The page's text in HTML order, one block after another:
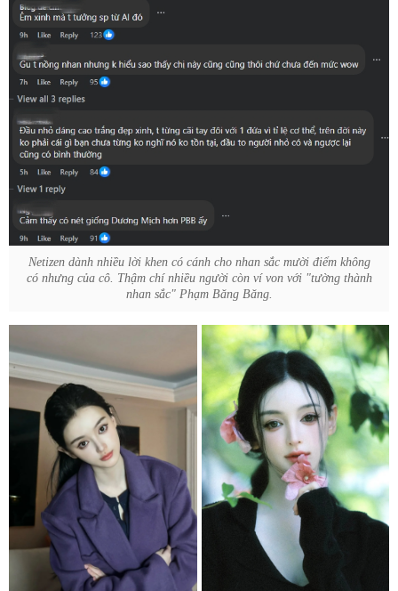
Netizen dành nhiều lời khen có cánh cho nhan sắc mười điểm không
có nhưng của cô. Thậm chí nhiều người còn ví von với "tường thành
nhan sắc" Phạm Băng Băng.